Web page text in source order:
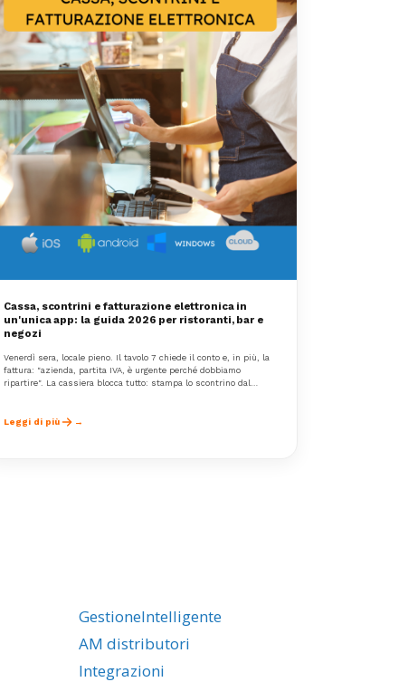
Cassa, scontrini e fatturazione elettronica in
un'unica app: la guida 2026 per ristoranti, bar e
negozi
Venerdì sera, locale pieno. Il tavolo 7 chiede il conto e, in più, la
fattura: "azienda, partita IVA, è urgente perché dobbiamo
ripartire". La cassiera blocca tutto: stampa lo scontrino dal
elettronica da inviare al Sistema di Interscambio.
Leggi di più
GestioneIntelligente
AM distributori
Integrazioni